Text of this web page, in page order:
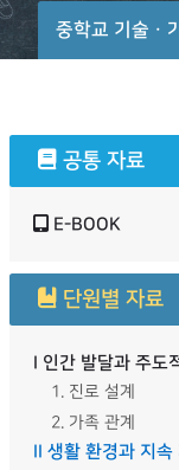
중학교 기술ㆍ
공통 자료
E-BOOK
단원별 자료
I 인간 발달과 주도
1. 진로 설계
2. 가족 관계
II 생활 환경과 지속